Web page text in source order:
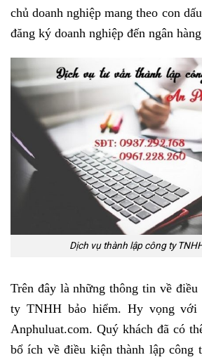
chủ doanh nghiệp mang theo con
đăng ký doanh nghiệp đến ngân
Dịch vụ thành lập công ty
Trên đây là những thông tin về điều
ty TNHH bảo hiểm. Hy vọng với
Anphuluat.com. Quý khách đã có
bổ ích về điều kiện thành lập công